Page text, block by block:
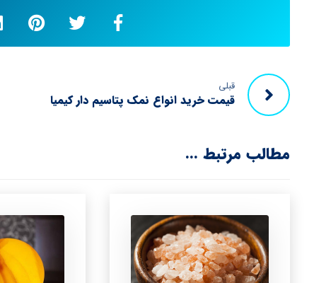
قبلی
قیمت خرید انواع نمک پتاسیم دار کیمیا
مطالب مرتبط ...